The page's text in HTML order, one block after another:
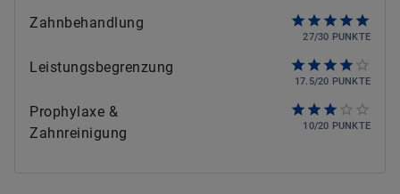
Zahnbehandlung
27/30 PUNKTE
Leistungsbegrenzung
17.5/20 PUNKTE
Prophylaxe &
Zahnreinigung
10/20 PUNKTE